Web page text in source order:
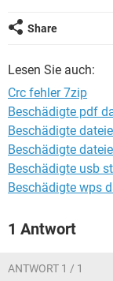
würd mich freuen
danke im vorraus
Share
Lesen Sie auch:
Crc fehler 7zip
Beschädigte pdf
Beschädigte
Beschädigte
Beschädigte usb
Beschädigte wps
1 Antwort
ANTWORT 1 / 1